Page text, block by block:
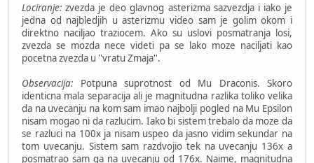
Lociranje: zvezda je deo glavnog asterizma sazvezdja i iako je
jedna od najbledjih u asterizmu video sam je golim okom i
direktno naciljao traziocem. Ako su uslovi posmatranja losi,
zvezda se mozda nece videti pa se lako moze naciljati kao
pocetna zvezda u ''vratu Zmaja''.
Observacija: Potpuna suprotnost od Mu Draconis. Skoro
identicna mala separacija ali je magnitudna razlika toliko velika
da na uvecanju na kom sam imao najbolji pogled na Mu Epsilon
nisam mogao ni da razlucim. Iako bi sistem trebalo da moze da
se razluci na 100x ja nisam uspeo da jasno vidim sekundar na
tom uvecanju. Sistem sam razdvojio tek na uvecanju 136x a
posmatrao sam ga na uvecanju od 176x. Naime, magnitudna